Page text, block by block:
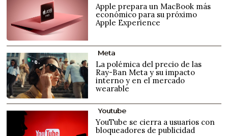
Apple prepara un MacBook más
económico para su próximo
Apple Experience
Meta
La polémica del precio de las
Ray-Ban Meta y su impacto
interno y en el mercado
wearable
Youtube
YouTube se cierra a usuarios con
bloqueadores de publicidad